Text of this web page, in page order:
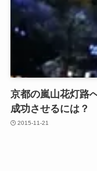
京都の嵐山花灯路
成功させるには？
2015-11-21